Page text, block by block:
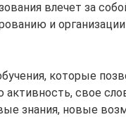
влечет за
и
которые
свое
знания, новые